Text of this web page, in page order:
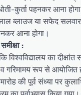
कुर्ता पहनकर आना
ब्लाउज या सफेद
आना होगा।
:
विश्वविद्यालय का दीक्षांत
व गरिमामय रूप से आयोजित
की पूर्व संध्या पर